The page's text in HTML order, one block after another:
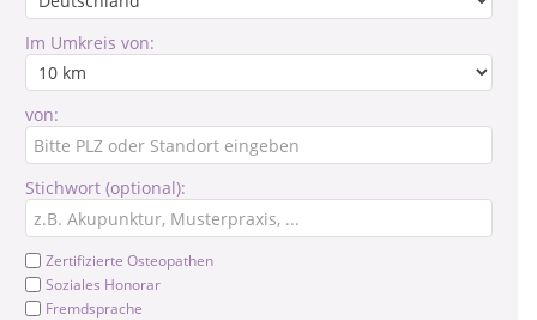
Im Umkreis von:
von:
Stichwort (optional):
Zertifizierte Osteopathen
Soziales Honorar
Fremdsprache